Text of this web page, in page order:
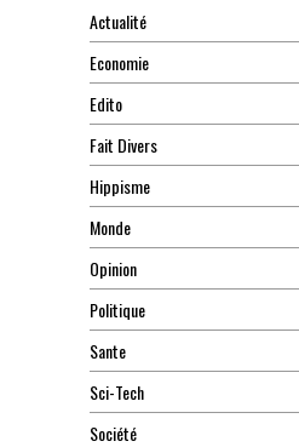
Actualité
Economie
Edito
Fait Divers
Hippisme
Monde
Opinion
Politique
Sante
Sci-Tech
Société